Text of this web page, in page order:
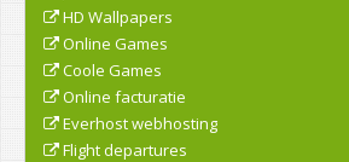
HD Wallpapers
Online Games
Coole Games
Online facturatie
Everhost webhosting
Flight departures